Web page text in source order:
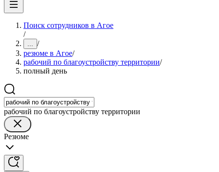
Поиск сотрудников в Агое
/
... /
резюме в Агое/
рабочий по благоустройству территории/
полный день
рабочий по благоустройству территории
Резюме